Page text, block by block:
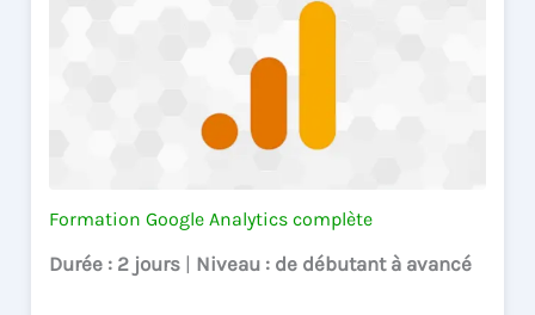
Formation Google Analytics complète
Durée : 2 jours | Niveau : de débutant à avancé